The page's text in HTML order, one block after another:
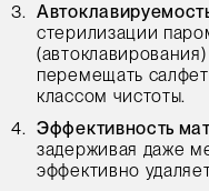
стерилизации
перемещать
классом чистоты.
Эффективность
задерживая даже
эффективно